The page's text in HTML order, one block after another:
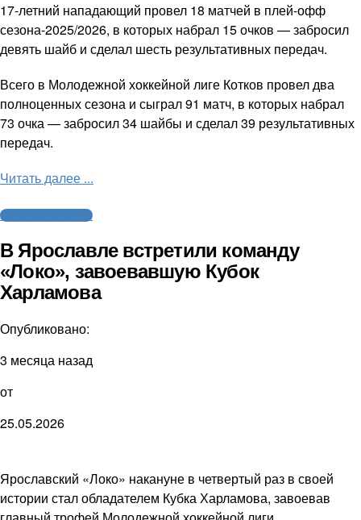
17-летний нападающий провел 18 матчей в плей-офф
сезона-2025/2026, в которых набрал 15 очков — забросил
девять шайб и сделал шесть результативных передач.
Всего в Молодежной хоккейной лиге Котков провел два
полноценных сезона и сыграл 91 матч, в которых набрал
73 очка — забросил 34 шайбы и сделал 39 результативных
передач.
Читать далее ...
Молодежный хоккей
В Ярославле встретили команду
«Локо», завоевавшую Кубок
Харламова
Опубликовано:
3 месяца назад
от
25.05.2026
Ярославский «Локо» накануне в четвертый раз в своей
истории стал обладателем Кубка Харламова, завоевав